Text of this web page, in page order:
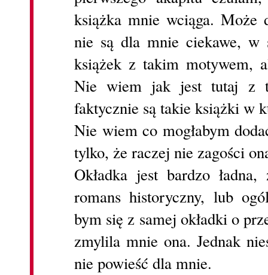
książka mnie wciąga. Może
nie są dla mnie ciekawe, w
książek z takim motywem,
Nie wiem jak jest tutaj z
faktycznie są takie książki w
Nie wiem co mogłabym
tylko, że raczej nie zagości
Okładka jest bardzo
romans historyczny, lub
bym się z samej okładki o
zmylila mnie ona. Jednak
nie powieść dla mnie.